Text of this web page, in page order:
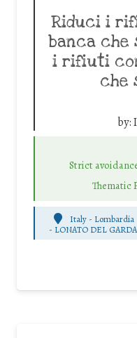
Riduci i
banca che
i rifiuti
che
by:
Strict
Thematic
Italy - Lombardia
- LONATO DEL GARDA